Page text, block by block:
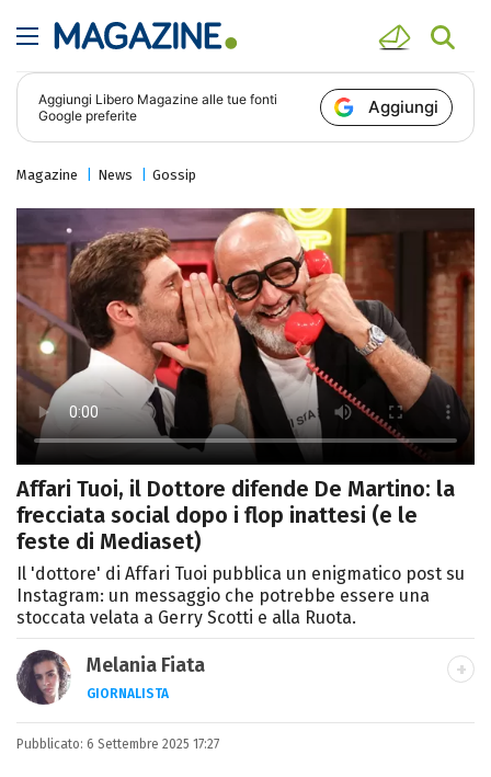
Aggiungi Libero Magazine alle tue fonti
Google preferite
Aggiungi
Magazine News Gossip
Affari Tuoi, il Dottore difende De Martino: la
frecciata social dopo i flop inattesi (e le
feste di Mediaset)
Il 'dottore' di Affari Tuoi pubblica un enigmatico post su
Instagram: un messaggio che potrebbe essere una
stoccata velata a Gerry Scotti e alla Ruota.
Melania Fiata
GIORNALISTA
Laureata in Lettere, divoratrice di libri e
Pubblicato: 6 Settembre 2025 17:27